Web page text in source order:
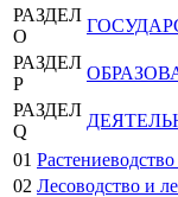
РАЗДЕЛ
O
РАЗДЕЛ
P
РАЗДЕЛ
Q
01
02 Лесоводство и